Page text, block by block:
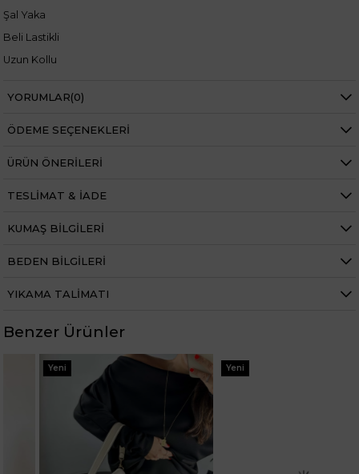
Şal Yaka
Beli Lastikli
Uzun Kollu
Kilo 69 kg dir.
YORUMLAR(0)
ÖDEME SEÇENEKLERI
ÜRÜN ÖNERILERI
TESLIMAT & İADE
KUMAŞ BILGILERI
BEDEN BILGILERI
YIKAMA TALIMATI
Benzer Ürünler
Yeni